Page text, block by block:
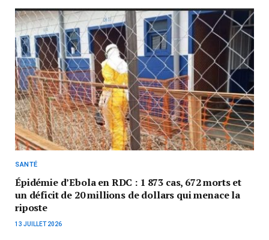
SANTÉ
Épidémie d’Ebola en RDC : 1 873 cas, 672 morts et
un déficit de 20 millions de dollars qui menace la
riposte
13 JUILLET 2026